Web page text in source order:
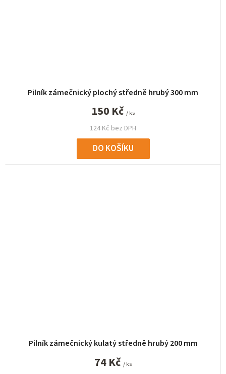
Pilník zámečnický plochý středně hrubý 300 mm
124 Kč bez DPH
150 Kč / ks
DO KOŠÍKU
Pilník zámečnický kulatý středně hrubý 200 mm
74 Kč / ks